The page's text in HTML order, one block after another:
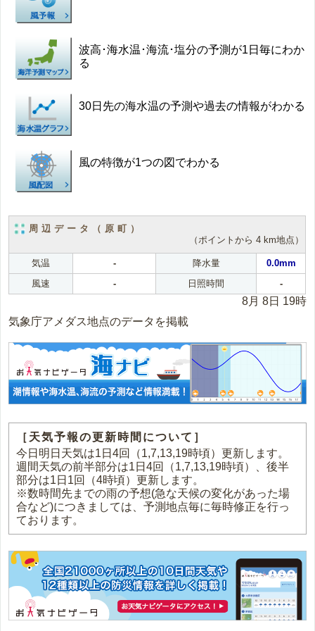
波高･海水温･海流･塩分の予測が1日毎にわか
る
30日先の海水温の予測や過去の情報がわかる
風の特徴が1つの図でわかる
周辺データ（原町）
（ポイントから 4 km地点）
気温 - 降水量
0.0mm
風速
- 日照時間 -
8月 8日 19時
気象庁アメダス地点のデータを掲載
［天気予報の更新時間について］
今日明日天気は1日4回（1,7,13,19時頃）更新します。
週間天気の前半部分は1日4回（1,7,13,19時頃）、後半
部分は1日1回（4時頃）更新します。
※数時間先までの雨の予想(急な天候の変化があった場
合など)につきましては、予測地点毎に毎時修正を行っ
ております。